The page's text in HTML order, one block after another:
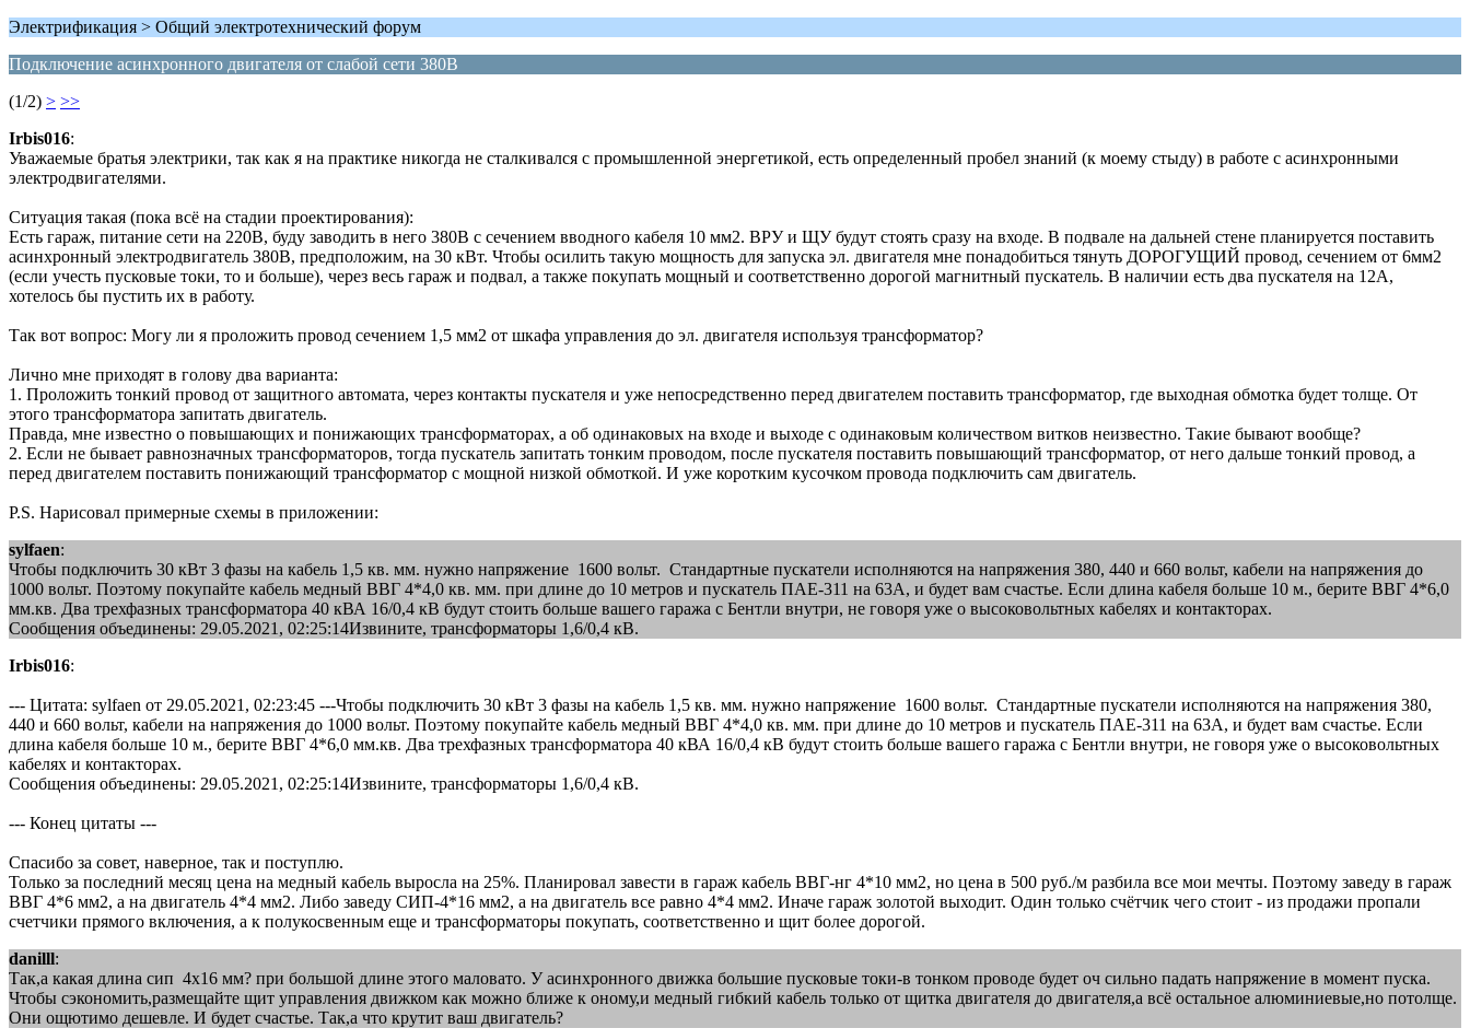
Электрификация > Общий электротехнический форум
Подключение асинхронного двигателя от слабой сети 380В
(1/2) > >>
Irbis016:
Уважаемые братья электрики, так как я на практике никогда не сталкивался с промышленной энергетикой, есть определенный пробел знаний (к моему стыду) в работе с асинхронными
электродвигателями.
Ситуация такая (пока всё на стадии проектирования):
Есть гараж, питание сети на 220В, буду заводить в него 380В с сечением вводного кабеля 10 мм2. ВРУ и ЩУ будут стоять сразу на входе. В подвале на дальней стене планируется поставить
асинхронный электродвигатель 380В, предположим, на 30 кВт. Чтобы осилить такую мощность для запуска эл. двигателя мне понадобиться тянуть ДОРОГУЩИЙ провод, сечением от 6мм2
(если учесть пусковые токи, то и больше), через весь гараж и подвал, а также покупать мощный и соответственно дорогой магнитный пускатель. В наличии есть два пускателя на 12А,
хотелось бы пустить их в работу.
Так вот вопрос: Могу ли я проложить провод сечением 1,5 мм2 от шкафа управления до эл. двигателя используя трансформатор?
Лично мне приходят в голову два варианта:
1. Проложить тонкий провод от защитного автомата, через контакты пускателя и уже непосредственно перед двигателем поставить трансформатор, где выходная обмотка будет толще. От
этого трансформатора запитать двигатель.
Правда, мне известно о повышающих и понижающих трансформаторах, а об одинаковых на входе и выходе с одинаковым количеством витков неизвестно. Такие бывают вообще?
2. Если не бывает равнозначных трансформаторов, тогда пускатель запитать тонким проводом, после пускателя поставить повышающий трансформатор, от него дальше тонкий провод, а
перед двигателем поставить понижающий трансформатор с мощной низкой обмоткой. И уже коротким кусочком провода подключить сам двигатель.
P.S. Нарисовал примерные схемы в приложении:
sylfaen:
Чтобы подключить 30 кВт 3 фазы на кабель 1,5 кв. мм. нужно напряжение 1600 вольт. Стандартные пускатели исполняются на напряжения 380, 440 и 660 вольт, кабели на напряжения до
1000 вольт. Поэтому покупайте кабель медный ВВГ 4*4,0 кв. мм. при длине до 10 метров и пускатель ПАЕ-311 на 63А, и будет вам счастье. Если длина кабеля больше 10 м., берите ВВГ 4*6,0
мм.кв. Два трехфазных трансформатора 40 кВА 16/0,4 кВ будут стоить больше вашего гаража с Бентли внутри, не говоря уже о высоковольтных кабелях и контакторах.
Сообщения объединены: 29.05.2021, 02:25:14Извините, трансформаторы 1,6/0,4 кВ.
Irbis016:
--- Цитата: sylfaen от 29.05.2021, 02:23:45 ---Чтобы подключить 30 кВт 3 фазы на кабель 1,5 кв. мм. нужно напряжение 1600 вольт. Стандартные пускатели исполняются на напряжения 380,
440 и 660 вольт, кабели на напряжения до 1000 вольт. Поэтому покупайте кабель медный ВВГ 4*4,0 кв. мм. при длине до 10 метров и пускатель ПАЕ-311 на 63А, и будет вам счастье. Если
длина кабеля больше 10 м., берите ВВГ 4*6,0 мм.кв. Два трехфазных трансформатора 40 кВА 16/0,4 кВ будут стоить больше вашего гаража с Бентли внутри, не говоря уже о высоковольтных
кабелях и контакторах.
Сообщения объединены: 29.05.2021, 02:25:14Извините, трансформаторы 1,6/0,4 кВ.
--- Конец цитаты ---
Спасибо за совет, наверное, так и поступлю.
Только за последний месяц цена на медный кабель выросла на 25%. Планировал завести в гараж кабель ВВГ-нг 4*10 мм2, но цена в 500 руб./м разбила все мои мечты. Поэтому заведу в гараж
ВВГ 4*6 мм2, а на двигатель 4*4 мм2. Либо заведу СИП-4*16 мм2, а на двигатель все равно 4*4 мм2. Иначе гараж золотой выходит. Один только счётчик чего стоит - из продажи пропали
счетчики прямого включения, а к полукосвенным еще и трансформаторы покупать, соответственно и щит более дорогой.
danilll:
Так,а какая длина сип 4х16 мм? при большой длине этого маловато. У асинхронного движка большие пусковые токи-в тонком проводе будет оч сильно падать напряжение в момент пуска.
Чтобы сэкономить,размещайте щит управления движком как можно ближе к оному,и медный гибкий кабель только от щитка двигателя до двигателя,а всё остальное алюминиевые,но потолще.
Они ощютимо дешевле. И будет счастье. Так,а что крутит ваш двигатель?